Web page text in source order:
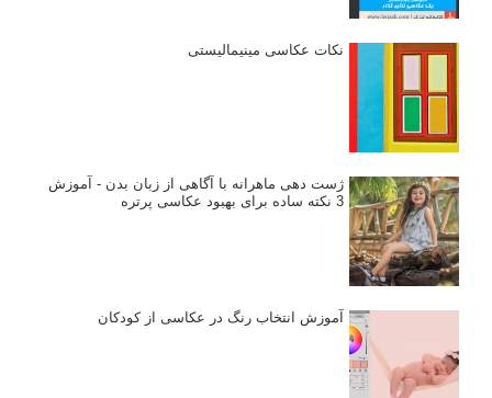
نکات عکاسی مینیمالیستی
ژست دهی ماهرانه با آگاهی از زبان بدن - آموزش
3 نکته ساده برای بهبود عکاسی پرتره
آموزش انتخاب رنگ در عکاسی از کودکان